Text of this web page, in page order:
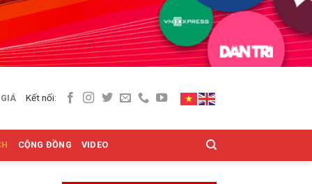
Kết nối:
CỘNG ĐỒNG VIDEO